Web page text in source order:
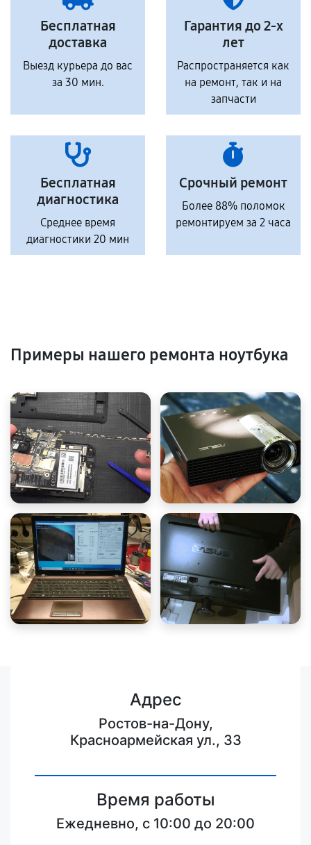
Бесплатная
доставка
Выезд курьера до вас
за 30 мин.
Гарантия до 2-х
лет
Распространяется как
на ремонт, так и на
запчасти
Бесплатная
диагностика
Среднее время
диагностики 20 мин
Срочный ремонт
Более 88% поломок
ремонтируем за 2 часа
Примеры нашего ремонта ноутбука
Адрес
Ростов-на-Дону,
Красноармейская ул., 33
Время работы
Ежедневно, с 10:00 до 20:00